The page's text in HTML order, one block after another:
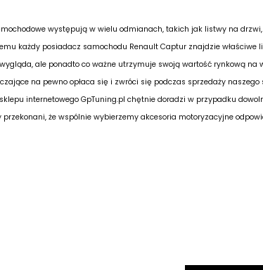
występują w wielu odmianach, takich jak listwy na
każdy posiadacz samochodu Renault Captur znajdzie
ale ponadto co ważne utrzymuje swoją wartość rynkową
na pewno opłaca się i zwróci się podczas sprzedaży naszego
sklepu internetowego GpTuning.pl chętnie doradzi w przypadku
przekonani, że wspólnie wybierzemy akcesoria motoryzacyjne